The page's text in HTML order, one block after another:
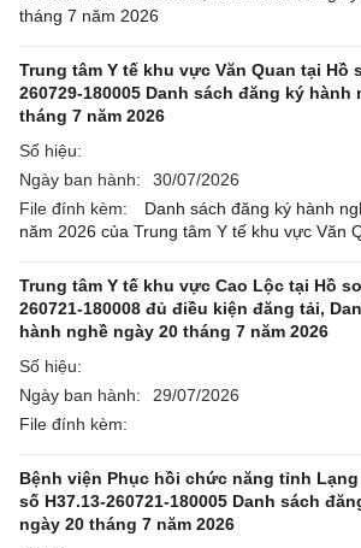
tháng 7 năm 2026
Trung tâm Y tế khu vực Văn Quan tại Hồ
260729-180005 Danh sách đăng ký hành
tháng 7 năm 2026
Số hiệu:
Ngày ban hành:
30/07/2026
File đính kèm:
Danh sách đăng ký hành
năm 2026 của Trung tâm Y tế khu vực Văn
Trung tâm Y tế khu vực Cao Lộc tại Hồ
260721-180008 đủ điều kiện đăng tải,
hành nghề ngày 20 tháng 7 năm 2026
Số hiệu:
Ngày ban hành:
29/07/2026
File đính kèm:
Bệnh viện Phục hồi chức năng tỉnh
số H37.13-260721-180005 Danh sách
ngày 20 tháng 7 năm 2026